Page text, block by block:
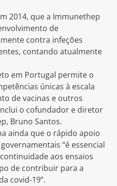
2014, que a Immunethep
de
contra infeções
contando atualmente
em Portugal permite o
únicas à escala
de vacinas e outros
o cofundador e diretor
Bruno Santos.
ainda que o rápido apoio
“é essencial
aos ensaios
de contribuir para a
covid-19”.